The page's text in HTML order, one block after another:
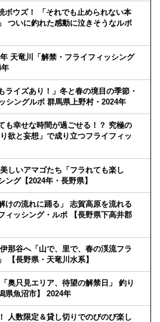
ボウズ！ 「それでも止められない本
ついに釣れた感動に泣きそうなルポ
天竜川「解禁・フライフィッシング
ライズあり！」冬と春の境目の季節・
シングルポ 群馬県上野村・2024年
も幸せな時間が過ごせる！？ 究極の
欲と妄想」で成り立つフライフィッ
しいアマゴたち「フラれても楽し
グ【2024年・長野県】
けの流れに踊る」 志賀高原を流れる
ィッシング・ルポ 【長野県下高井郡
那谷へ「山で、里で、春の渓流フラ
【長野県・天竜川水系】
奥只見エリア、待望の解禁日」 釣り
県魚沼市】 2024年
人数限定＆貸し切りでのびのび楽し